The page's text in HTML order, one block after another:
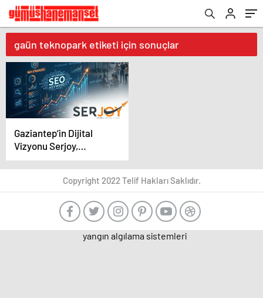
gaün teknopark etiketi için sonuçlar
Gaziantep’in Dijital
Vizyonu Serjoy,
Gaziantep Üniversitesi
Teknopark’tan
Dünyaya AçılıyorCopyright 2022 Telif Hakları Saklıdır.
yangın algılama sistemleri